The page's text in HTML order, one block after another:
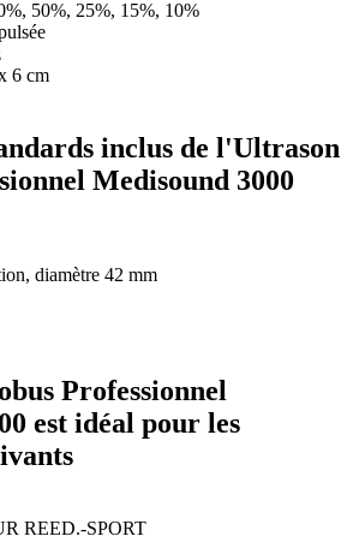
50%, 25%, 15%, 10%
6 cm
inclus de l'Ultrason
Medisound 3000
diamètre 42 mm
Professionnel
est idéal pour les
REED.-SPORT